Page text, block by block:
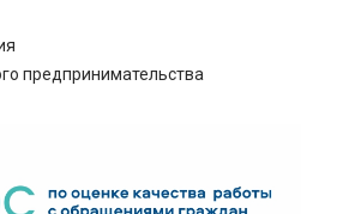
предпринимательства